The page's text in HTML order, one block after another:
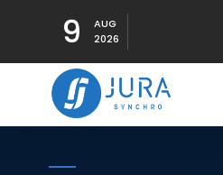
9
AUG
2026